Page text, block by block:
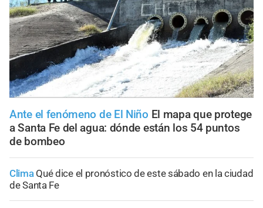
Ante el fenómeno de El Niño El mapa que protege
a Santa Fe del agua: dónde están los 54 puntos
de bombeo
Clima Qué dice el pronóstico de este sábado en la ciudad
de Santa Fe